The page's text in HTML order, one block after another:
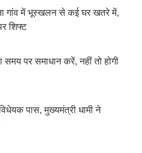
गांव में भूस्खलन से कई घर खतरे में,
शिफ्ट
पर समाधान करें, नहीं तो होगी
पास, मुख्यमंत्री धामी ने